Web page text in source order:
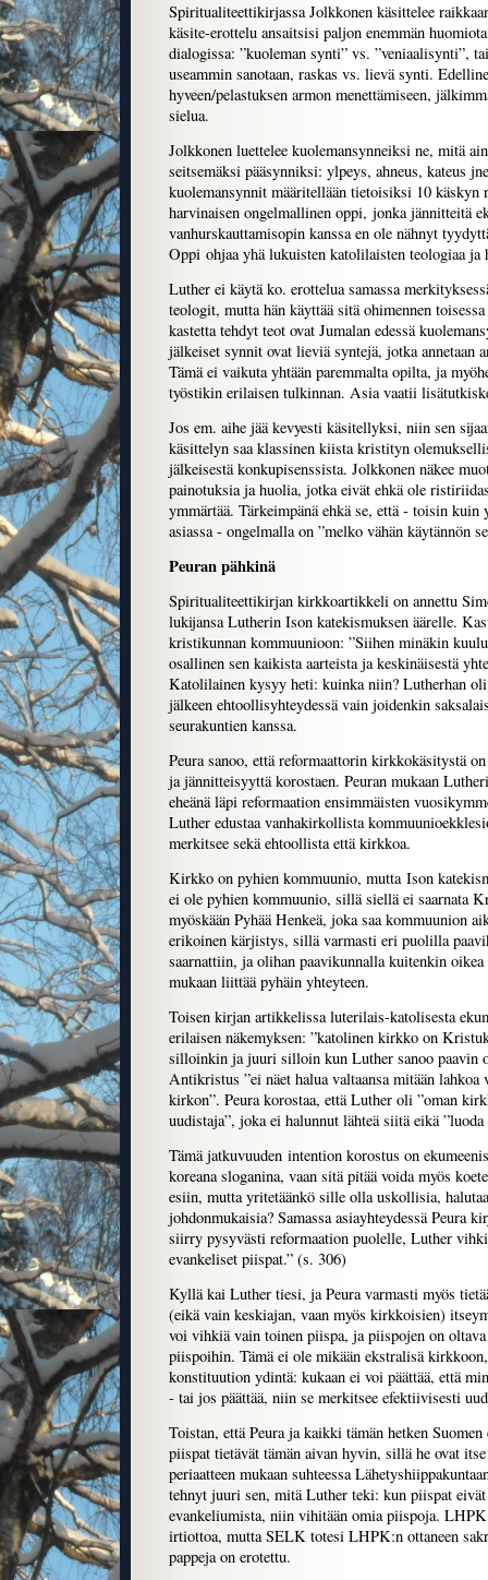
Spiritualiteettikirjassa Jolkkonen käsittelee
käsite-erottelu ansaitsisi paljon enemmän
dialogissa: ”kuoleman synti” vs. ”veniaalisynti”,
useammin sanotaan, raskas vs. lievä synti.
hyveen/pelastuksen armon menettämiseen,
sielua.
Jolkkonen luettelee kuolemansynneiksi ne, mitä
seitsemäksi pääsynniksi: ylpeys, ahneus, kateus
kuolemansynnit määritellään tietoisiksi 10
harvinaisen ongelmallinen oppi, jonka jännitteitä
vanhurskauttamisopin kanssa en ole nähnyt
Oppi ohjaa yhä lukuisten katolilaisten teologiaa ja
Luther ei käytä ko. erottelua samassa
teologit, mutta hän käyttää sitä ohimennen
kastetta tehdyt teot ovat Jumalan edessä
jälkeiset synnit ovat lieviä syntejä, jotka annetaan
Tämä ei vaikuta yhtään paremmalta opilta, ja
työstikin erilaisen tulkinnan. Asia vaatii
Jos em. aihe jää kevyesti käsitellyksi, niin sen
käsittelyn saa klassinen kiista kristityn
jälkeisestä konkupisenssista. Jolkkonen näkee
painotuksia ja huolia, jotka eivät ehkä ole
ymmärtää. Tärkeimpänä ehkä se, että - toisin kuin
asiassa - ongelmalla on ”melko vähän käytännön
Peuran pähkinä
Spiritualiteettikirjan kirkkoartikkeli on annettu
lukijansa Lutherin Ison katekismuksen äärelle.
kristikunnan kommuunioon: ”Siihen minäkin
osallinen sen kaikista aarteista ja keskinäisestä
Katolilainen kysyy heti: kuinka niin? Lutherhan
jälkeen ehtoollisyhteydessä vain joidenkin
seurakuntien kanssa.
Peura sanoo, että reformaattorin kirkkokäsitystä
ja jännitteisyyttä korostaen. Peuran mukaan
eheänä läpi reformaation ensimmäisten
Luther edustaa vanhakirkollista
merkitsee sekä ehtoollista että kirkkoa.
Kirkko on pyhien kommuunio, mutta Ison
ei ole pyhien kommuunio, sillä siellä ei saarnata
myöskään Pyhää Henkeä, joka saa kommuunion
erikoinen kärjistys, sillä varmasti eri puolilla
saarnattiin, ja olihan paavikunnalla kuitenkin
mukaan liittää pyhäin yhteyteen.
Toisen kirjan artikkelissa luterilais-katolisesta
erilaisen näkemyksen: ”katolinen kirkko on
silloinkin ja juuri silloin kun Luther sanoo paavin
Antikristus ”ei näet halua valtaansa mitään
kirkon”. Peura korostaa, että Luther oli ”oman
uudistaja”, joka ei halunnut lähteä siitä eikä
Tämä jatkuvuuden intention korostus on
koreana sloganina, vaan sitä pitää voida myös
esiin, mutta yritetäänkö sille olla uskollisia,
johdonmukaisia? Samassa asiayhteydessä Peura
siirry pysyvästi reformaation puolelle, Luther
evankeliset piispat.” (s. 306)
Kyllä kai Luther tiesi, ja Peura varmasti myös
(eikä vain keskiajan, vaan myös kirkkoisien)
voi vihkiä vain toinen piispa, ja piispojen on
piispoihin. Tämä ei ole mikään ekstralisä
konstituution ydintä: kukaan ei voi päättää, että
- tai jos päättää, niin se merkitsee efektiivisesti
Toistan, että Peura ja kaikki tämän hetken
piispat tietävät tämän aivan hyvin, sillä he ovat
periaatteen mukaan suhteessa
tehnyt juuri sen, mitä Luther teki: kun piispat
evankeliumista, niin vihitään omia piispoja.
irtiottoa, mutta SELK totesi LHPK:n ottaneen
pappeja on erotettu.